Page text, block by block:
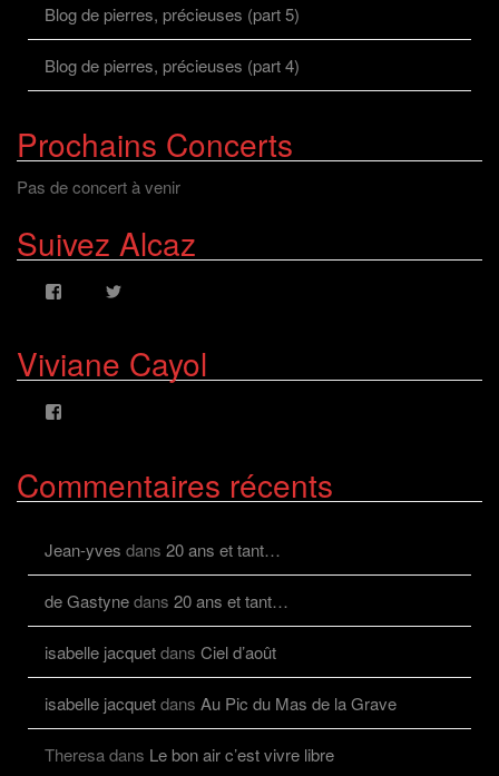
Blog de pierres, précieuses (part 5)
Blog de pierres, précieuses (part 4)
Prochains Concerts
Pas de concert à venir
Suivez Alcaz
AlcazFR
sur
Voir
alcazfr
sur
Viviane Cayol
viviane.cayolalcaz
sur
Commentaires récents
Jean-yves dans 20 ans et tant…
de Gastynedans 20 ans et tant…
isabelle jacquetdans Ciel d’août
isabelle jacquetdans Au Pic du Mas de la Grave
Theresadans Le bon air c’est vivre libre